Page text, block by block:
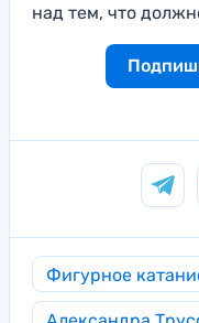
над тем, что
Фигурное